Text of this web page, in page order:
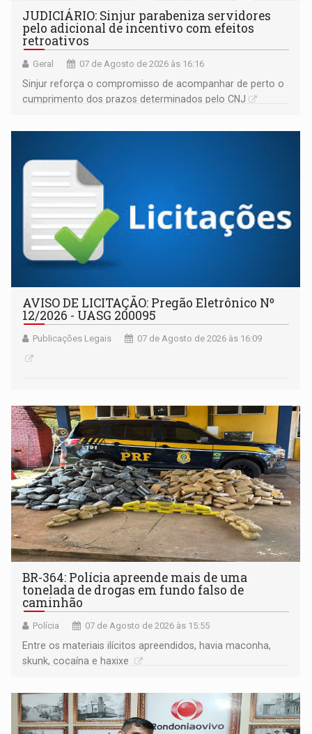
JUDICIÁRIO: Sinjur parabeniza servidores
pelo adicional de incentivo com efeitos
retroativos
Geral 07 de Agosto de 2026 às 16:16
Sinjur reforça o compromisso de acompanhar de perto o
cumprimento dos prazos determinados pelo CNJ
AVISO DE LICITAÇÃO: Pregão Eletrônico Nº
12/2026 - UASG 200095
Publicações Legais 07 de Agosto de 2026 às 16:09
BR-364: Polícia apreende mais de uma
tonelada de drogas em fundo falso de
caminhão
Polícia 07 de Agosto de 2026 às 15:55
Entre os materiais ilícitos apreendidos, havia maconha,
skunk, cocaína e haxixe